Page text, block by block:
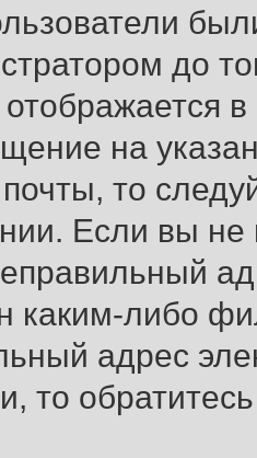
до
на
то
Если вы
каким-либо
адрес
то